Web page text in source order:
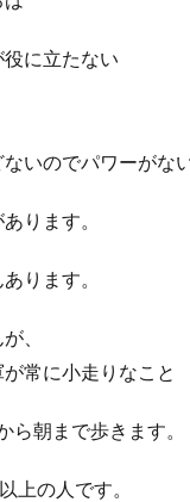
役に立たない
ないのでパワーがな
ります。
ります。
、
常に小走りなこと
ら朝まで歩きます。
上の人です。